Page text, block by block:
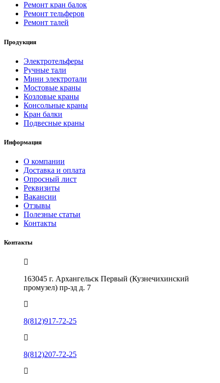
Ремонт кран балок
Ремонт тельферов
Ремонт талей
Продукция
Электротельферы
Ручные тали
Мини электротали
Мостовые краны
Козловые краны
Консольные краны
Кран балки
Подвесные краны
Информация
О компании
Доставка и оплата
Опросный лист
Реквизиты
Вакансии
Отзывы
Полезные статьи
Контакты
Контакты
163045 г. Архангельск Первый (Кузнечихинский
промузел) пр-зд д. 7
8(812)917-72-25
8(812)207-72-25